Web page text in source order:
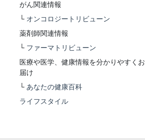
がん関連情報
└ オンコロジートリビューン
薬剤師関連情報
└ ファーマトリビューン
医療や医学、健康情報を分かりやすくお
届け
└ あなたの健康百科
ライフスタイル